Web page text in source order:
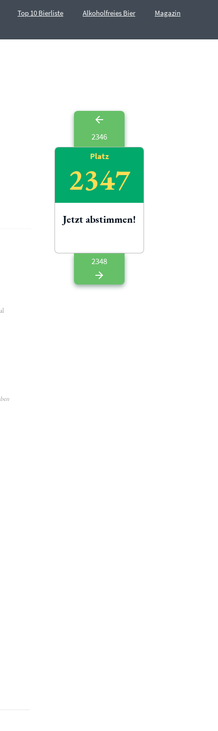
Top 10 Bierliste Alkoholfreies Bier Magazin
2346
Platz
2347
Jetzt abstimmen!
2348